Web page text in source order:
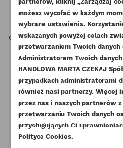
DODAJ DO LISTY
add_circle_outline
UTWÓRZ LISTĘ
NAZWA LISTY ŻYCZEŃ
Anuluj
((MODALTITLE))
((confirmMessage))
((cancelText))
ZALOGUJ SIĘ
Musisz być zalogowany by
swojej liście życzeń.
CAT ŚRUBA WAŁU KORBOWEGO
3054B 3056E ORYGINAŁ
Indeks 7W-4634-ORG
23,37 złBrutto
Netto
partnerów, kliknij „Zarządzaj
możesz wycofać w każdym
wybrane ustawienia.
wskazanych powyżej celach
przetwarzaniem Twoich danych
Administratorem Twoich
HANDLOWA MARTA CZEKAJ
przypadkach administratorami
również nasi partnerzy. Więcej
przez nas i naszych partnerów
przetwarzaniu Twoich danych
przysługujących Ci
Polityce Cookies.